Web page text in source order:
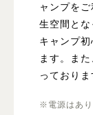
ャンプを
生空間とな
キャンプ
ます。ま
っておりま
※電源はあり